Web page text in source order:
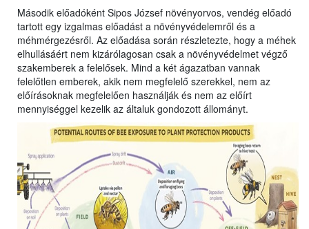
Második előadóként Sipos József növényorvos, vendég előadó
tartott egy izgalmas előadást a növényvédelemről és a
méhmérgezésről. Az előadása során részletezte, hogy a méhek
elhullásáért nem kizárólagosan csak a növényvédelmet végző
szakemberek a felelősek. Mind a két ágazatban vannak
felelőtlen emberek, akik nem megfelelő szerekkel, nem az
előírásoknak megfelelően használják és nem az előírt
mennyiséggel kezelik az általuk gondozott állományt.